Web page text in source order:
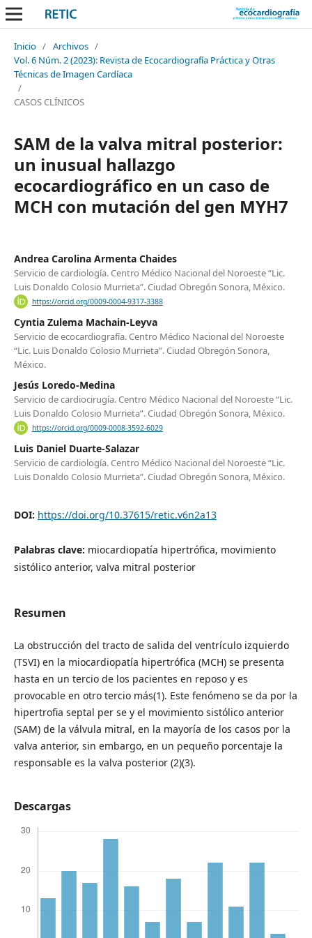
Inicio / Archivos /
Vol. 6 Núm. 2 (2023): Revista de Ecocardiografía Práctica y Otras
Técnicas de Imagen Cardíaca
/
CASOS CLÍNICOS
SAM de la valva mitral posterior:
un inusual hallazgo
ecocardiográfico en un caso de
MCH con mutación del gen MYH7
Andrea Carolina Armenta Chaides
Servicio de cardiología. Centro Médico Nacional del Noroeste “Lic.
Luis Donaldo Colosio Murrieta”. Ciudad Obregón Sonora, México.
https://orcid.org/0009-0004-9317-3388
Cyntia Zulema Machain-Leyva
Servicio de ecocardiografía. Centro Médico Nacional del Noroeste
“Lic. Luis Donaldo Colosio Murrieta”. Ciudad Obregón Sonora,
México.
Jesús Loredo-Medina
Servicio de cardiocirugía. Centro Médico Nacional del Noroeste “Lic.
Luis Donaldo Colosio Murrieta”. Ciudad Obregón Sonora, México.
https://orcid.org/0009-0008-3592-6029
Luis Daniel Duarte-Salazar
Servicio de cardiología. Centro Médico Nacional del Noroeste “Lic.
Luis Donaldo Colosio Murrieta”. Ciudad Obregón Sonora, México.
DOI: https://doi.org/10.37615/retic.v6n2a13
Palabras clave: miocardiopatía hipertrófica, movimiento
sistólico anterior, valva mitral posterior
Resumen
La obstrucción del tracto de salida del ventrículo izquierdo
(TSVI) en la miocardiopatía hipertrófica (MCH) se presenta
hasta en un tercio de los pacientes en reposo y es
provocable en otro tercio más(1). Este fenómeno se da por la
hipertrofia septal per se y el movimiento sistólico anterior
(SAM) de la válvula mitral, en la mayoría de los casos por la
valva anterior, sin embargo, en un pequeño porcentaje la
responsable es la valva posterior (2)(3).
Descargas